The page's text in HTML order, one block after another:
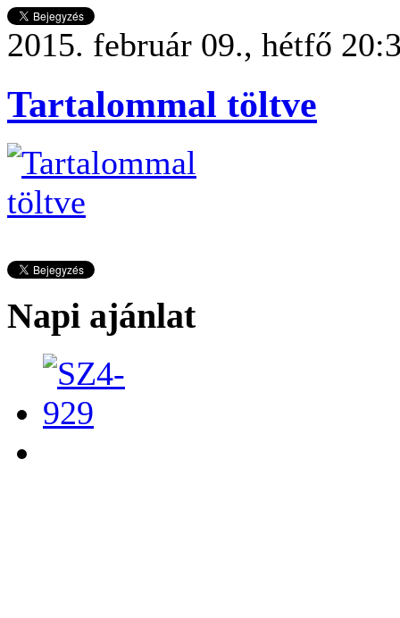
2015. február 09., hétfő
Tartalommal töltve
Napi ajánlat